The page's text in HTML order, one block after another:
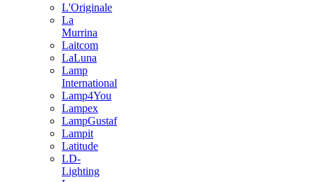
L'Originale
La
Murrina
Laitcom
LaLuna
Lamp
International
Lamp4You
Lampex
LampGustaf
Lampit
Latitude
LD-
Lighting